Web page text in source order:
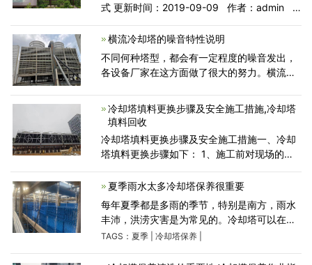
式 更新时间：2019-09-09 作者：admin
璃钢生产制造。因为长期性处于与水触碰的自
然环境中，又
横流冷却塔的噪音特性说明
不同何种塔型，都会有一定程度的噪音发出，
各设备厂家在这方面做了很大的努力。横流冷
大，从噪音源方面治理降噪最合理，需要把敏
感点（受噪声影响位置）的
冷却塔填料更换步骤及安全施工措施,冷却塔
填料回收
冷却塔填料更换步骤及安全施工措施一、冷却
塔填料更换步骤如下： 1、施工前对现场的其
他设备进行保护、隔离、挂牌；对楼面防水层
铺设施工材料布，防止损坏。 2、旧冷却塔填
料拆除，需将电机电
夏季雨水太多冷却塔保养很重要
每年夏季都是多雨的季节，特别是南方，雨水
丰沛，洪涝灾害是为常见的。冷却塔可以在露
天使用也可以在室内使用，如果冷却塔在露天
TAGS： 夏季| 冷却塔保养|